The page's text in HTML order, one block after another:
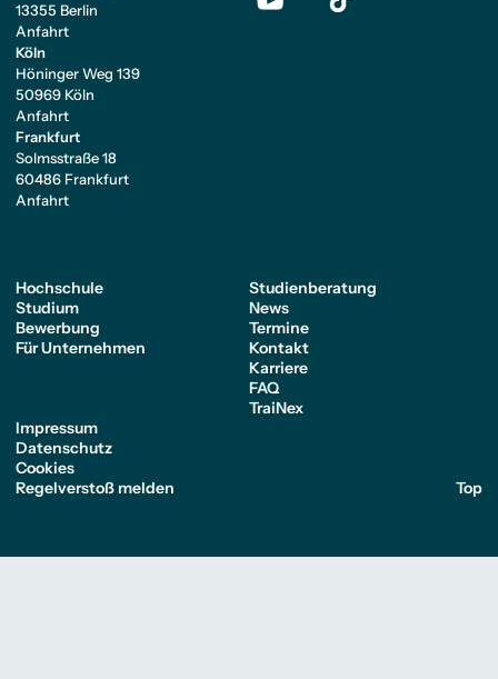
13355 Berlin
Anfahrt
Köln
Höninger Weg 139
50969 Köln
Anfahrt
Frankfurt
Solmsstraße 18
60486 Frankfurt
Anfahrt
Hochschule
Studium
Bewerbung
Für Unternehmen
Studienberatung
News
Termine
Kontakt
Karriere
FAQ
TraiNex
Impressum
Datenschutz
Cookies
Regelverstoß melden
Top